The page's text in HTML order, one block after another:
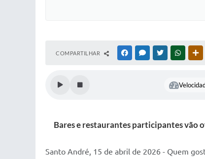
COMPARTILHAR FACEBOOKMESSENGER
TWITTER
Bares e restaurantes participantes vão
Santo André, 15 de abril de 2026 - Quem